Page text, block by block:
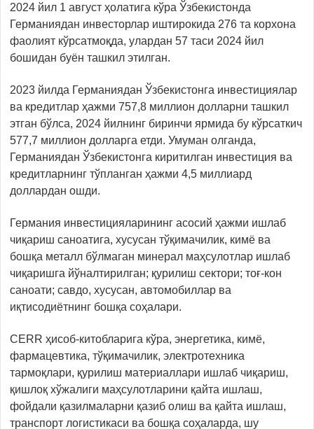
2024 йил 1 август ҳолатига кўра Ўзбекистонда
Германиядан инвесторлар иштирокида 276 та корхона
фаолият кўрсатмоқда, улардан 57 таси 2024 йил
бошидан буён ташкил этилган.
2023 йилда Германиядан Ўзбекистонга инвестициялар
ва кредитлар ҳажми 757,8 миллион долларни ташкил
этган бўлса, 2024 йилнинг биринчи ярмида бу кўрсаткич
577,7 миллион долларга етди. Умуман олганда,
Германиядан Ўзбекистонга киритилган инвестиция ва
кредитларнинг тўпланган ҳажми 4,5 миллиард
доллардан ошди.
Германия инвестицияларининг асосий ҳажми ишлаб
чиқариш саноатига, хусусан тўқимачилик, кимё ва
бошқа металл бўлмаган минерал маҳсулотлар ишлаб
чиқаришга йўналтирилган; қурилиш сектори; тоғ-кон
саноати; савдо, хусусан, автомобиллар ва
иқтисодиётнинг бошқа соҳалари.
CERR ҳисоб-китобларига кўра, энергетика, кимё,
фармацевтика, тўқимачилик, электротехника
тармоқлари, қурилиш материаллари ишлаб чиқариш,
қишлоқ хўжалиги маҳсулотларини қайта ишлаш,
фойдали қазилмаларни қазиб олиш ва қайта ишлаш,
транспорт логистикаси ва бошқа соҳаларда, шу